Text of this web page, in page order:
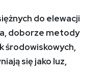
do elewacji
doborze metody
środowiskowych,
się jako luz,